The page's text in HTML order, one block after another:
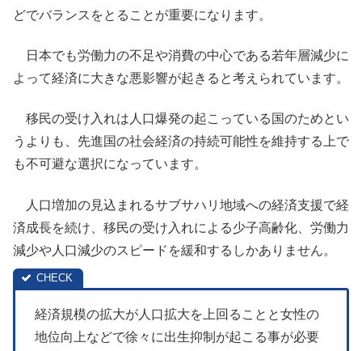
どでバランスをとることが重要になります。
日本でも労働力の不足や消費の中心である若年層減少に
よって経済に大きな悪影響が起きると考えられています。
移民の受け入れは人口爆発の起こっている国のためとい
うよりも、先進国の社会経済の持続可能性を維持する上で
も不可避な選択になっています。
人口増加の見込まれるサブサハリ地域への経済支援で経
済成長を続け、移民の受け入れによる少子高齢化、労働力
減少や人口減少のスピードを緩和するしかありません。
経済規模の拡大が人口拡大を上回ることと女性の
地位向上などで徐々に出生抑制が起こる事が必要